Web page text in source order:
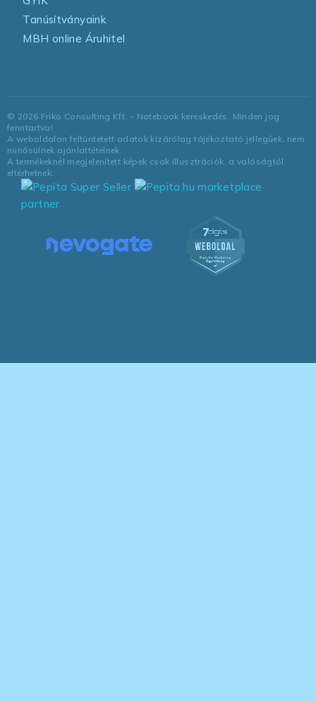
Tanúsítványaink
MBH online Áruhitel
© 2026 Friko Consulting Kft. – Notebook kereskedés. Minden jog
fenntartva!
A weboldalon feltüntetett adatok kizárólag tájékoztató jellegűek, nem
minősülnek ajánlattételnek.
A termékeknél megjelenített képek csak illusztrációk, a valóságtól
eltérhetnek.
marketplace
partner